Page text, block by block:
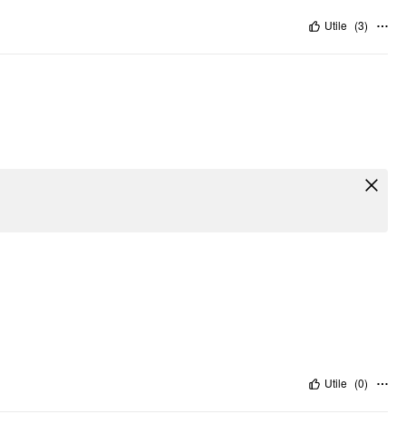
Utile (3)
Utile (0)